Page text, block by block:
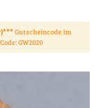
Gutscheincode im
GW2020